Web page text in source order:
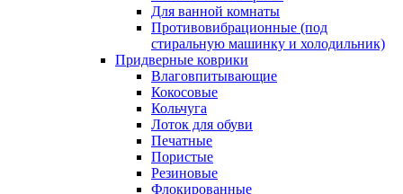
Для ванной комнаты
Противовибрационные (под
стиральную машинку и холодильник)
Придверные коврики
Влаговпитывающие
Кокосовые
Кольчуга
Лоток для обуви
Печатные
Пористые
Резиновые
Флокированные